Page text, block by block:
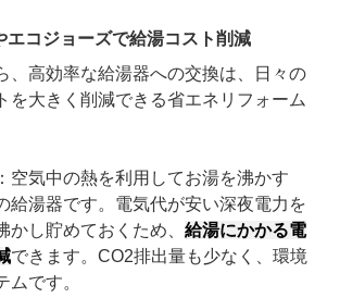
エコジョーズで給湯コスト削減
、高効率な給湯器への交換は、日々の
を大きく削減できる省エネリフォーム
：空気中の熱を利用してお湯を沸かす
給湯器です。電気代が安い深夜電力を
かし貯めておくため、 給湯にかかる電
できます。CO2排出量も少なく、環境
ムです。